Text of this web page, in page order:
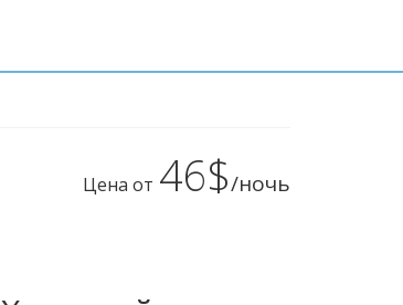
Цена от 46$/ночь